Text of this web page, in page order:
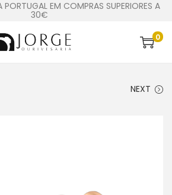
PORTUGAL EM COMPRAS SUPERIORES A
30€
0
NEXT